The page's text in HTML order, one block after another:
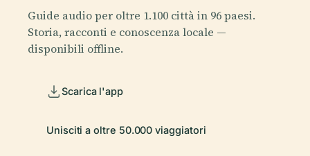
Guide audio per oltre 1.100 città in 96 paesi.
Storia, racconti e conoscenza locale —
disponibili offline.
Scarica l'app
Unisciti a oltre 50.000 viaggiatori